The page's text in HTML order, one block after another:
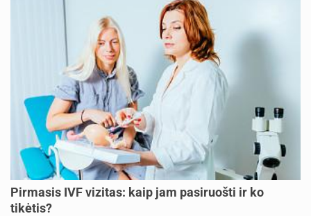
Pirmasis IVF vizitas: kaip jam pasiruošti ir ko
tikėtis?